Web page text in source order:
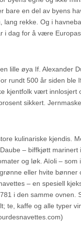
bare en del av byens
rekke. Og i
i dag for å være
lille øya If. Alexander
rundt 500 år siden ble
kjentfolk vært
sikkert.
kulinariske kjendis.
– biffkjøtt
og løk. Aïoli –
eller hvite
– en spesiell
i den samme ovnen.
te, kaffe og alle typer